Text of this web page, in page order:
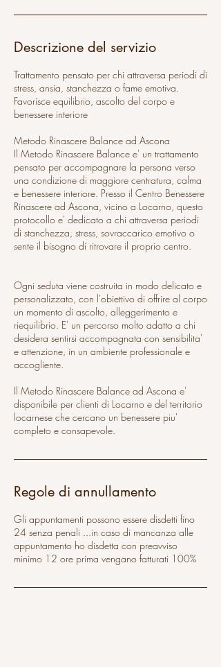
Descrizione del servizio
Trattamento pensato per chi attraversa periodi di
stress, ansia, stanchezza o fame emotiva.
Favorisce equilibrio, ascolto del corpo e
benessere interiore
Metodo Rinascere Balance ad Ascona
Il Metodo Rinascere Balance e' un trattamento
pensato per accompagnare la persona verso
una condizione di maggiore centratura, calma
e benessere interiore. Presso il Centro Benessere
Rinascere ad Ascona, vicino a Locarno, questo
protocollo e' dedicato a chi attraversa periodi
di stanchezza, stress, sovraccarico emotivo o
sente il bisogno di ritrovare il proprio centro.
Ogni seduta viene costruita in modo delicato e
personalizzato, con l'obiettivo di offrire al corpo
un momento di ascolto, alleggerimento e
riequilibrio. E' un percorso molto adatto a chi
desidera sentirsi accompagnata con sensibilita'
e attenzione, in un ambiente professionale e
accogliente.
Il Metodo Rinascere Balance ad Ascona e'
disponibile per clienti di Locarno e del territorio
locarnese che cercano un benessere piu'
completo e consapevole.
Regole di annullamento
Gli appuntamenti possono essere disdetti fino
24 senza penali ...in caso di mancanza alle
appuntamento ho disdetta con preavviso
minimo 12 ore prima vengano fatturati 100%